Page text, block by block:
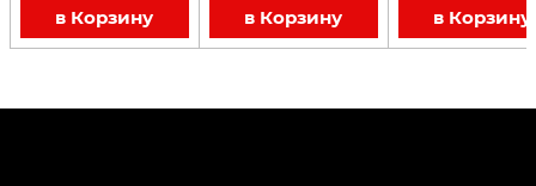
в Корзину в Корзину в Корзину